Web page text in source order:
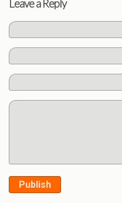
Leave a Reply
Publish